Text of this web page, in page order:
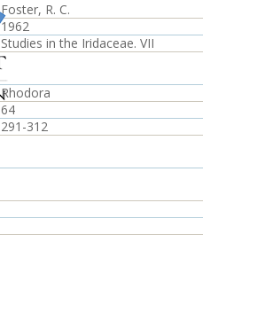
Foster, R. C.
1962
Studies in the Iridaceae. VII
Rhodora
64
291-312